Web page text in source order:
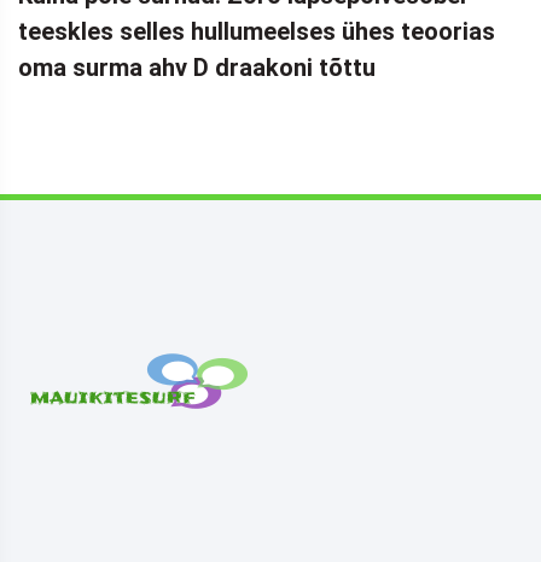
teeskles selles hullumeelses ühes teoorias
oma surma ahv D draakoni tõttu